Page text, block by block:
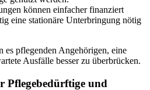
können einfacher finanziert
eine stationäre Unterbringung nötig
es pflegenden Angehörigen, eine
Ausfälle besser zu überbrücken.
Pflegebedürftige und